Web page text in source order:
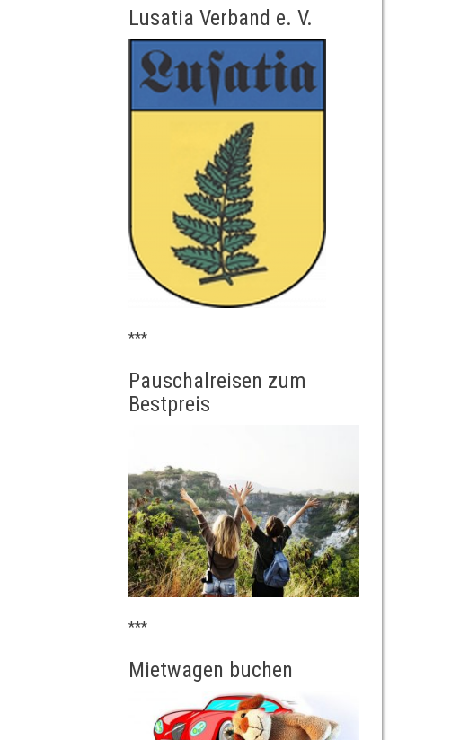
Lusatia Verband e. V.
***
Pauschalreisen zum
Bestpreis
***
Mietwagen buchen